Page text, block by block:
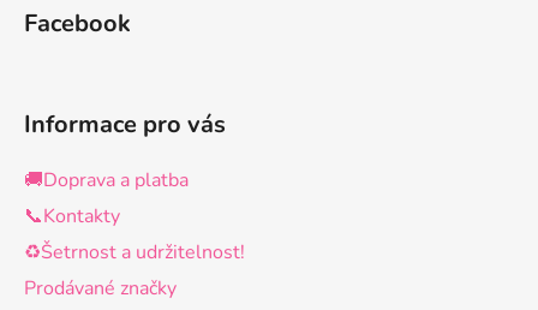
Facebook
Informace pro vás
🚚Doprava a platba
📞Kontakty
♻️Šetrnost a udržitelnost!
Prodávané značky